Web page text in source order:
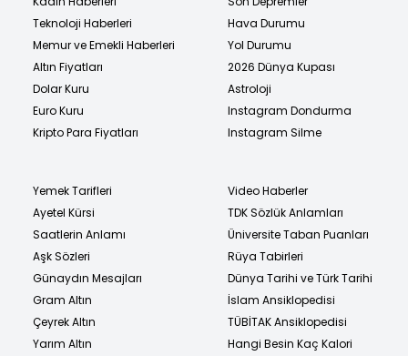
Teknoloji Haberleri
Memur ve Emekli Haberleri
Altın Fiyatları
Dolar Kuru
Euro Kuru
Kripto Para Fiyatları
Hava Durumu
Yol Durumu
2026 Dünya Kupası
Astroloji
Instagram Dondurma
Instagram Silme
Yemek Tarifleri
Ayetel Kürsi
Saatlerin Anlamı
Aşk Sözleri
Günaydın Mesajları
Gram Altın
Çeyrek Altın
Yarım Altın
Video Haberler
TDK Sözlük Anlamları
Üniversite Taban Puanları
Rüya Tabirleri
Dünya Tarihi ve Türk Tarihi
İslam Ansiklopedisi
TÜBİTAK Ansiklopedisi
Hangi Besin Kaç Kalori